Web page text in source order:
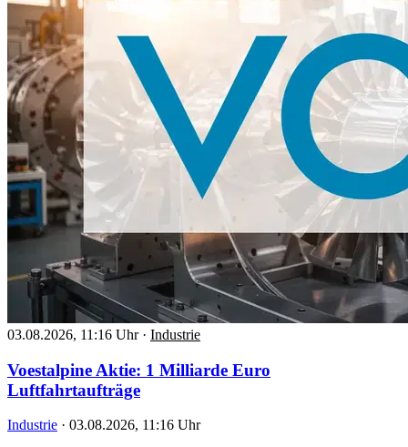
03.08.2026, 11:16 Uhr · Industrie
Voestalpine Aktie: 1 Milliarde Euro
Luftfahrtaufträge
Industrie · 03.08.2026, 11:16 Uhr